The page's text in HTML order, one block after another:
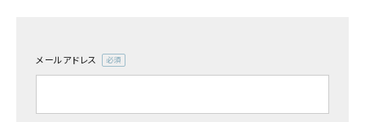
商品カテゴリー
お酒別オススメ
メールアドレス
(必